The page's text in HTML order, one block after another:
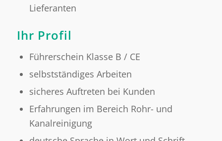
Lieferanten
Ihr Profil
Führerschein Klasse B / CE
selbstständiges Arbeiten
sicheres Auftreten bei Kunden
Erfahrungen im Bereich Rohr- und
Kanalreinigung